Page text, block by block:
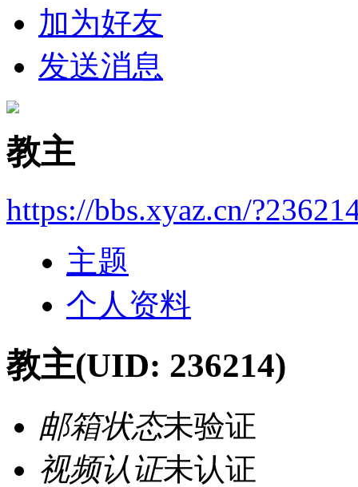
加为好友
发送消息
教主
https://bbs.xyaz.cn/
主题
个人资料
教主(UID: 236214)
邮箱状态未验证
视频认证未认证